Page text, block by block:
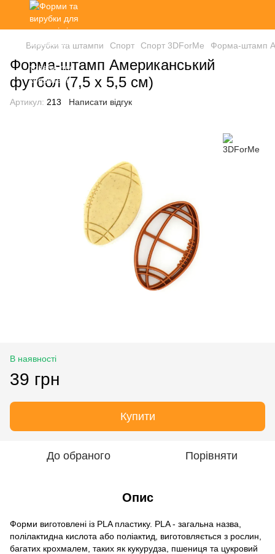
Вирубки та штампи Спорт Спорт 3DForMe Форма-штамп
Форма-штамп Американський
футбол (7,5 х 5,5 см)
Артикул: 213 Написати відгук
В наявності
39 грн
Купити
До обраного Порівняти
Опис
Форми виготовлені із PLA пластику. PLA - загальна назва,
полілактидна кислота або поліактид, виготовляється з рослин,
багатих крохмалем, таких як кукурудза, пшениця та цукровий